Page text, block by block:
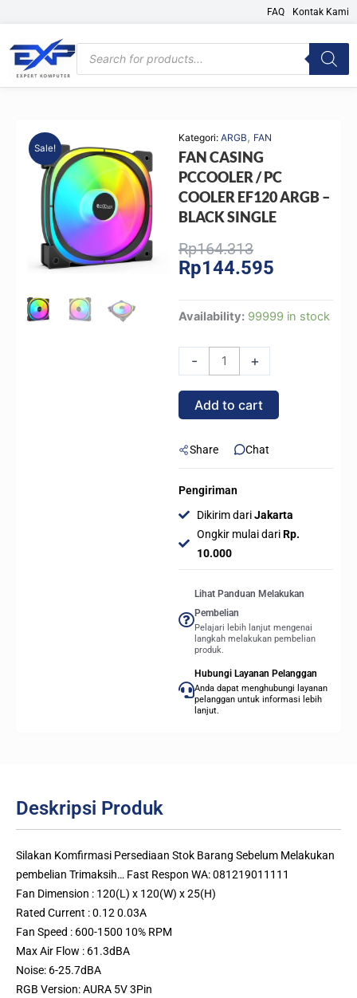
content
FAQ Kontak Kami
Products
search
Sale!
Kategori: ARGB, FAN
FAN CASING
PCCOOLER / PC
COOLER EF120 ARGB –
BLACK SINGLE
Rp164.313Original
price
Rp144.595
Availability: 99999 in stock
-
FAN
PCCOOLER
/
PC
COOLER
ARGB
BLACK
SINGLE
quantity
+
Add to cart
Share Chat
Pengiriman
Dikirim dariJakarta
Ongkir mulai dariRp.
10.000
Lihat Panduan Melakukan
Pembelian
Pelajari lebih lanjut mengenai
langkah melakukan pembelian
produk.
Hubungi Layanan Pelanggan
Anda dapat menghubungi layanan
pelanggan untuk informasi lebih
lanjut.
Deskripsi Produk
Silakan Komfirmasi Persediaan Stok Barang Sebelum Melakukan
pembelian Trimaksih… Fast Respon WA: 081219011111
Fan Dimension : 120(L) x 120(W) x 25(H)
Rated Current : 0.12 0.03A
Fan Speed : 600-1500 10% RPM
Max Air Flow : 61.3dBA
Noise: 6-25.7dBA
RGB Version: AURA 5V 3Pin